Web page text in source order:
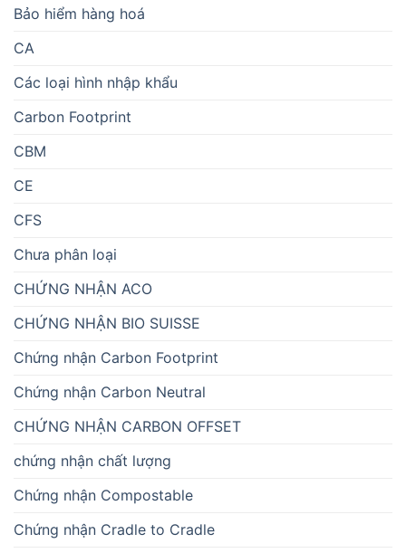
Bảo hiểm hàng hoá
CA
Các loại hình nhập khẩu
Carbon Footprint
CBM
CE
CFS
Chưa phân loại
CHỨNG NHẬN ACO
CHỨNG NHẬN BIO SUISSE
Chứng nhận Carbon Footprint
Chứng nhận Carbon Neutral
CHỨNG NHẬN CARBON OFFSET
chứng nhận chất lượng
Chứng nhận Compostable
Chứng nhận Cradle to Cradle